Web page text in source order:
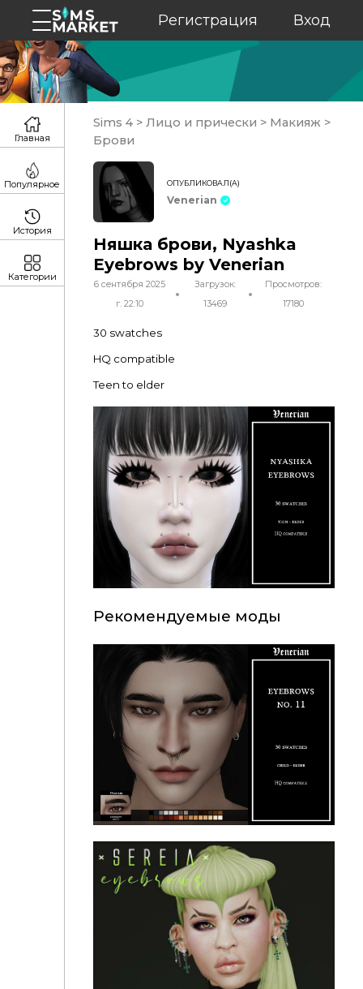
Регистрация Вход
Sims 4 > Лицо и прически > Макияж >
Брови
ОПУБЛИКОВАЛ(А)
Venerian
Няшка брови, Nyashka
Eyebrows by Venerian
6 сентября 2025
г. 22:10
Загрузок:
13469
Просмотров:
17180
30 swatches
HQ compatible
Teen to elder
Рекомендуемые моды
Главная
Популярное
История
Категории